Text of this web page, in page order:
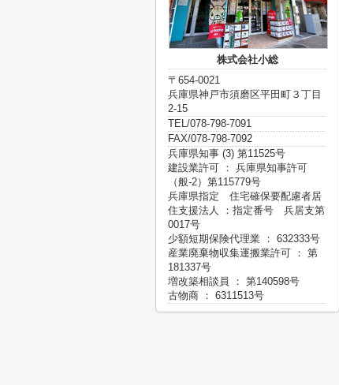
株式会社小総
〒654-0021
兵庫県神戸市須磨区平田町３丁目
2-15
TEL/078-798-7091
FAX/078-798-7092
兵庫県知事 (3) 第11525号
建設業許可 ： 兵庫県知事許可
（般-2）第115779号
兵庫県指定 住宅確保要配慮者居
住支援法人 ：指定番号 兵居支第
0017号
少額短期保険代理業 ： 632333号
産業廃棄物収集運搬業許可 ： 第
181337号
増改築相談員 ： 第140598号
古物商 ： 6311513号